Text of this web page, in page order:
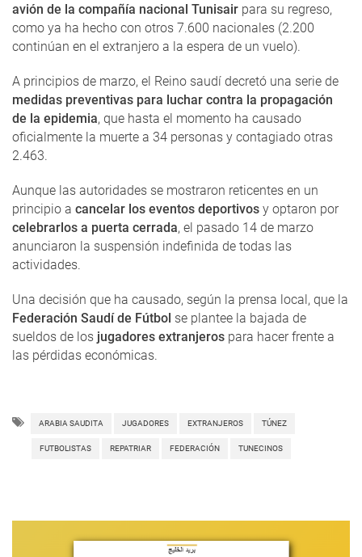
avión de la compañía nacional Tunisair para su regreso,
como ya ha hecho con otros 7.600 nacionales (2.200
continúan en el extranjero a la espera de un vuelo).
A principios de marzo, el Reino saudí decretó una serie de
medidas preventivas para luchar contra la propagación
de la epidemia, que hasta el momento ha causado
oficialmente la muerte a 34 personas y contagiado otras
2.463.
Aunque las autoridades se mostraron reticentes en un
principio a cancelar los eventos deportivos y optaron por
celebrarlos a puerta cerrada, el pasado 14 de marzo
anunciaron la suspensión indefinida de todas las
actividades.
Una decisión que ha causado, según la prensa local, que la
Federación Saudí de Fútbol se plantee la bajada de
sueldos de los jugadores extranjeros para hacer frente a
las pérdidas económicas.
ARABIA SAUDITA JUGADORES EXTRANJEROS TÚNEZ
FUTBOLISTAS REPATRIAR FEDERACIÓN TUNECINOS